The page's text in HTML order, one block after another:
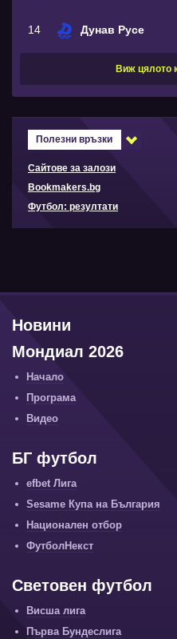
14 Дунав Русе
Виж цялото
Полезни връзки
Сайтове за залози
Bookmakers.bg
Футбол: резултати
Новини
Мондиал 2026
Начало
Програма
Видео
БГ футбол
efbet Лига
Sesame Купа на България
Национален отбор
ФутболНекст
Световен футбол
Висша лига
Първа Бундеслига